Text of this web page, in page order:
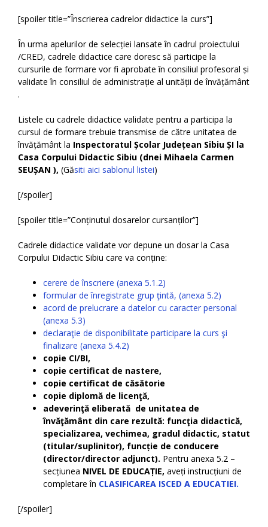
[spoiler title=”Înscrierea cadrelor didactice la curs”]
În urma apelurilor de selecției lansate în cadrul proiectului
/CRED, cadrele didactice care doresc să participe la
cursurile de formare vor fi aprobate în consiliul profesoral și
validate în consiliul de administrație al unității de învățământ
.
Listele cu cadrele didactice validate pentru a participa la
cursul de formare trebuie transmise de către unitatea de
învățământ la Inspectoratul Școlar Județean Sibiu ȘI la
Casa Corpului Didactic Sibiu (dnei Mihaela Carmen
SEUȘAN ), (Găsiti aici sablonul listei)
[/spoiler]
[spoiler title=”Conținutul dosarelor cursanților”]
Cadrele didactice validate vor depune un dosar la Casa
Corpului Didactic Sibiu care va conține:
cerere de înscriere (anexa 5.1.2)
formular de înregistrate grup ţintă, (anexa 5.2)
acord de prelucrare a datelor cu caracter personal
(anexa 5.3)
declaraţie de disponibilitate participare la curs şi
finalizare (anexa 5.4.2)
copie CI/BI,
copie certificat de nastere,
copie certificat de căsătorie
copie diplomă de licenţă,
adeverinţă eliberată de unitatea de
învăţământ din care rezultă: funcţia didactică,
specializarea, vechimea, gradul didactic, statut
(titular/suplinitor), funcție de conducere
(director/director adjunct). Pentru anexa 5.2 –
secțiunea NIVEL DE EDUCAȚIE, aveți instrucțiuni de
completare în CLASIFICAREA ISCED A EDUCATIEI.
[/spoiler]